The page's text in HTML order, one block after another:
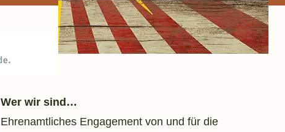
Wer wir sind…
Ehrenamtliches Engagement von und für die